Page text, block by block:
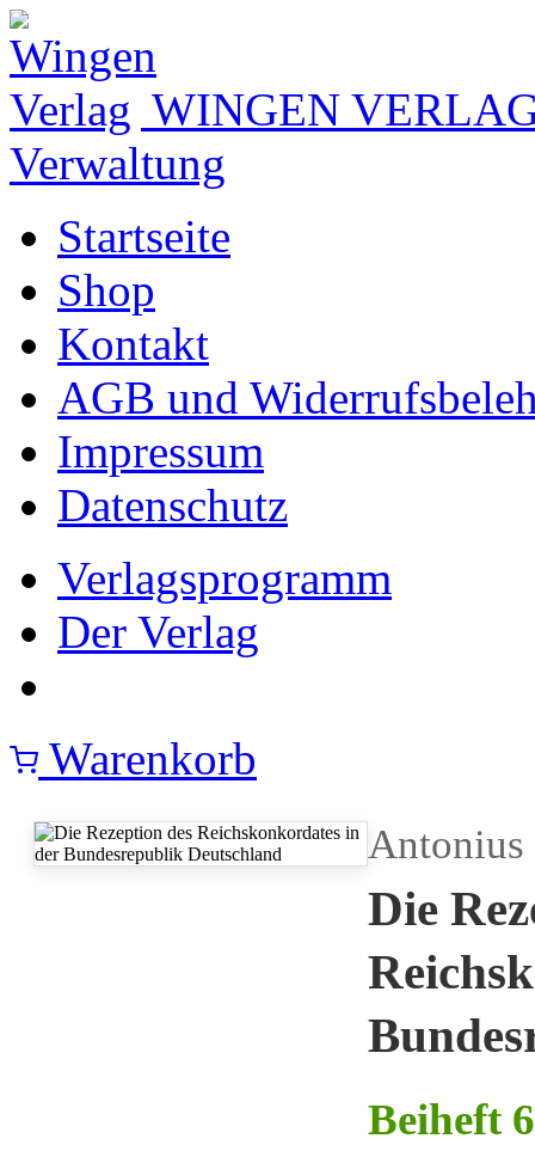
WINGEN
Verwaltung
Startseite
Shop
Kontakt
AGB und
Impressum
Datenschutz
Verlagsprogramm
Der Verlag
Warenkorb
Antonius
Die
Beiheft